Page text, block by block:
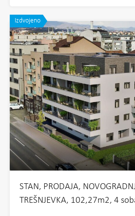
Izdvojeno
STAN, PRODAJA,
TREŠNJEVKA, 102,27m2, 4